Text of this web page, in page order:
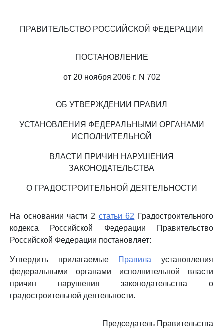
ПРАВИТЕЛЬСТВО РОССИЙСКОЙ ФЕДЕРАЦИИ
ПОСТАНОВЛЕНИЕ
от 20 ноября 2006 г. N 702
ОБ УТВЕРЖДЕНИИ ПРАВИЛ
УСТАНОВЛЕНИЯ ФЕДЕРАЛЬНЫМИ ОРГАНАМИ
ИСПОЛНИТЕЛЬНОЙ
ВЛАСТИ ПРИЧИН НАРУШЕНИЯ
ЗАКОНОДАТЕЛЬСТВА
О ГРАДОСТРОИТЕЛЬНОЙ ДЕЯТЕЛЬНОСТИ
На основании части 2 статьи 62 Градостроительного
кодекса Российской Федерации Правительство
Российской Федерации постановляет:
Утвердить прилагаемые Правила установления
федеральными органами исполнительной власти
причин нарушения законодательства о
градостроительной деятельности.
Председатель Правительства